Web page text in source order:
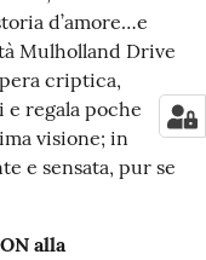
d’amore…e
Mulholland Drive
criptica,
regala poche
visione; in
e sensata, pur se
alla